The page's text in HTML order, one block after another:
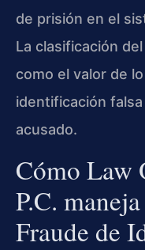
de prisión en el
La clasificación
como el valor de
identificación
acusado.
Cómo Law
P.C.
Fraude de